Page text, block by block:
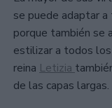
se puede adaptar
porque también se
estilizar a todos
reina Letizia
de las capas largas.